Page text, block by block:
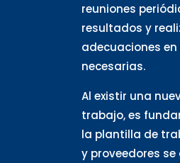
reuniones
resultados y
adecuaciones
necesarias.
Al existir una
trabajo, es
la plantilla de
y proveedores